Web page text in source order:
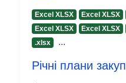
Excel XLSX Excel XLSX
Excel XLSX
Excel XLSX
.xlsx
...
Річні плани